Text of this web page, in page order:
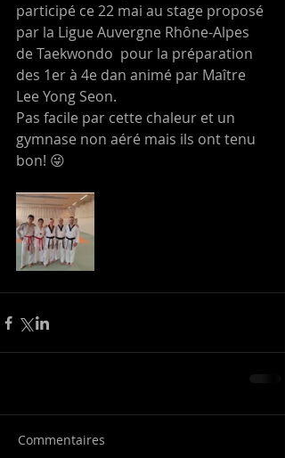
participé ce 22 mai au stage proposé
par la Ligue Auvergne Rhône-Alpes
de Taekwondo  pour la préparation
des 1er à 4e dan animé par Maître
Lee Yong Seon.
Pas facile par cette chaleur et un
gymnase non aéré mais ils ont tenu
bon! 😜
Commentaires